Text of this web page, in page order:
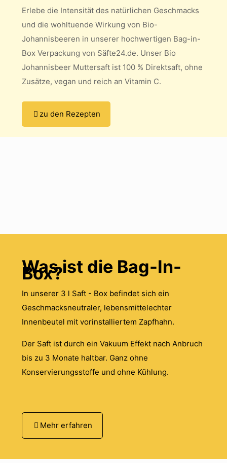
Erlebe die Intensität des natürlichen Geschmacks
und die wohltuende Wirkung von Bio-
Johannisbeeren in unserer hochwertigen Bag-in-
Box Verpackung von Säfte24.de. Unser Bio
Johannisbeer Muttersaft ist 100 % Direktsaft, ohne
Zusätze, vegan und reich an Vitamin C.
zu den Rezepten
Was ist die Bag-In-
Box?
In unserer 3 l Saft - Box befindet sich ein
Geschmacksneutraler, lebensmittelechter
Innenbeutel mit vorinstalliertem Zapfhahn.
Der Saft ist durch ein Vakuum Effekt nach Anbruch
bis zu 3 Monate haltbar. Ganz ohne
Konservierungsstoffe und ohne Kühlung.
Mehr erfahren
GewichtRezensionen
Es gibt noch keine Rezensionen.